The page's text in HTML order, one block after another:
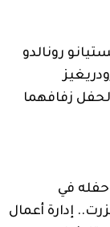
رونالدو
زفافهما
حفله في
إدارة أعمال